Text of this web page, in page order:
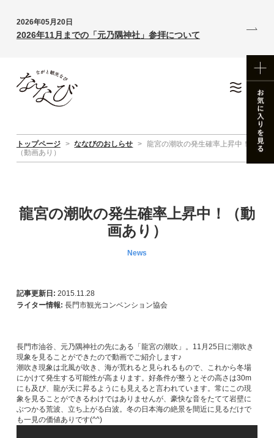
2026年05月20日
2026年11月までの「元乃隅神社」参拝について
トップページ > ななびのおしらせ > 龍宮の潮吹の発生確率上昇中！
（動画あり）
龍宮の潮吹の発生確率上昇中！（動
画あり）
News
記事更新日: 2015.11.28
ライター情報: 長門市観光コンベンション協会
長門市油谷、元乃隅神社の先にある「龍宮の潮吹」。11月25日に潮吹き
現象を見ることができたので動画でご紹介します♪
潮吹き現象は北風が吹き、海が荒れると見られるもので、これから冬場
にかけて発生する可能性が高まります。好条件が整うとその高さは30m
にも及び、龍が天に昇るようにも見えると言われています。常にこの現
象を見ることができるわけではありませんが、豪快な音をたてて岩壁に
ぶつかる荒波、立ち上がる白波。冬の日本海の絶景を間近に見るだけで
も一見の価値ありです(^^)